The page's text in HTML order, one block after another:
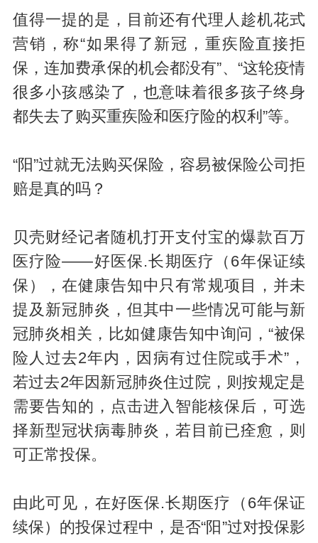
值得一提的是，目前还有代理人趁机花式
营销，称“如果得了新冠，重疾险直接拒
保，连加费承保的机会都没有”、“这轮疫情
很多小孩感染了，也意味着很多孩子终身
都失去了购买重疾险和医疗险的权利”等。
“阳”过就无法购买保险，容易被保险公司拒
赔是真的吗？
贝壳财经记者随机打开支付宝的爆款百万
医疗险——好医保.长期医疗（6年保证续
保），在健康告知中只有常规项目，并未
提及新冠肺炎，但其中一些情况可能与新
冠肺炎相关，比如健康告知中询问，“被保
险人过去2年内，因病有过住院或手术”，
若过去2年因新冠肺炎住过院，则按规定是
需要告知的，点击进入智能核保后，可选
择新型冠状病毒肺炎，若目前已痊愈，则
可正常投保。
由此可见，在好医保.长期医疗（6年保证
续保）的投保过程中，是否“阳”过对投保影